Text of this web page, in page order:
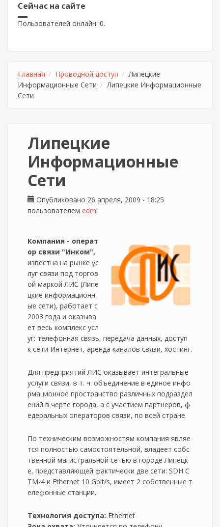
Сейчас на сайте
Пользователей онлайн: 0.
Главная Проводной доступ
Липецкие
Информационные Сети
Липецкие Информационные
Сети
Липецкие
Информационные
Сети
Опубликовано 26 апреля, 2009 - 18:25
пользователем edmi
Компания - операт
ор связи "Инком",
известна на рынке ус
луг связи под торгов
ой маркой ЛИС (Липе
цкие информационн
ые сети), работает с
2003 года и оказыва
ет весь комплекс усл
уг: телефонная связь, передача данных, доступ
к сети Интернет, аренда каналов связи, хостинг.
Для предприятий ЛИС оказывает интегральные
услуги связи, в т. ч. объединение в единое инфо
рмационное пространство различных подраздел
ений в черте города, а с участием партнеров, ф
едеральных операторов связи, по всей стране.
По техническим возможностям компания являе
тся полностью самостоятельной, владеет собс
твенной магистральной сетью в городе Липецк
е, представляющей фактически две сети: SDH С
ТМ-4 и Ethernet 10 Gbit/s, имеет 2 собственные т
елефонные станции.
Технология доступа: Ethernet